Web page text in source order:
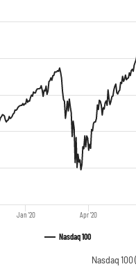
Nasdaq 100
Jan '20 Apr '20
Nasdaq 100